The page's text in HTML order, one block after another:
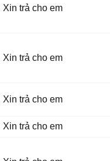
Xin trả cho em
Xin trả cho em
Xin trả cho em
Xin trả cho em